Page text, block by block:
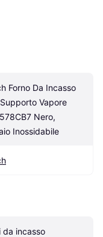
Forno Da Incasso
Vapore
Nero,
Inossidabile
da incasso